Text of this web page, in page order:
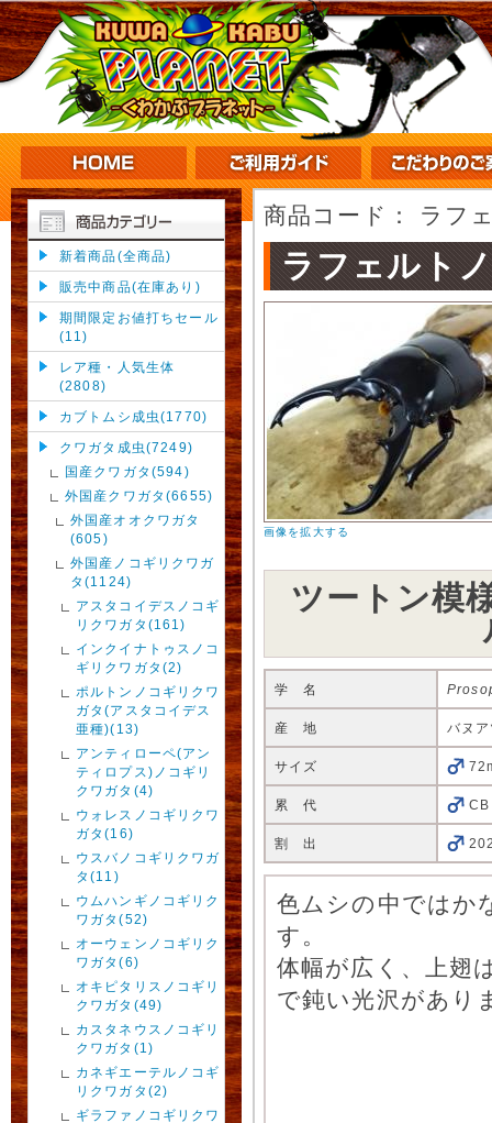
新着商品(全商品)
販売中商品(在庫あり)
期間限定お値打ちセール
(11)
レア種・人気生体
(2808)
カブトムシ成虫(1770)
クワガタ成虫(7249)
国産クワガタ(594)
外国産クワガタ(6655)
外国産オオクワガタ
(605)
外国産ノコギリクワガ
タ(1124)
アスタコイデスノコギ
リクワガタ(161)
インクイナトゥスノコ
ギリクワガタ(2)
ポルトンノコギリクワ
ガタ(アスタコイデス
亜種)(13)
アンティローペ(アン
ティロプス)ノコギリ
クワガタ(4)
ウォレスノコギリクワ
ガタ(16)
ウスバノコギリクワガ
タ(11)
ウムハンギノコギリク
ワガタ(52)
オーウェンノコギリク
ワガタ(6)
オキピタリスノコギリ
クワガタ(49)
カスタネウスノコギリ
クワガタ(1)
カネギエーテルノコギ
リクワガタ(2)
ギラファノコギリクワ
商品コード： ラフ
ラフェルト
画像を拡大する
ツートン模
学 名
産 地 バヌ
サイズ
累 代 CB
割 出
色ムシの中ではか
す。
体幅が広く、上翅
で鈍い光沢があり